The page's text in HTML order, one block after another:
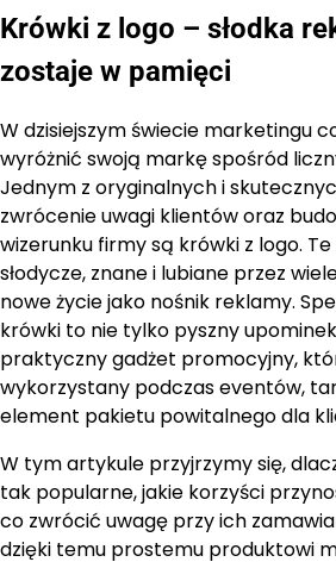
Krówki z logo – słodka
zostaje w pamięci
W dzisiejszym świecie marketingu
wyróżnić swoją markę spośród
Jednym z oryginalnych i
zwrócenie uwagi klientów oraz
wizerunku firmy są krówki z logo.
słodycze, znane i lubiane przez
nowe życie jako nośnik reklamy.
krówki to nie tylko pyszny
praktyczny gadżet promocyjny,
wykorzystany podczas eventów,
element pakietu powitalnego dla
W tym artykule przyjrzymy się,
tak popularne, jakie korzyści
co zwrócić uwagę przy ich
dzięki temu prostemu produktowi